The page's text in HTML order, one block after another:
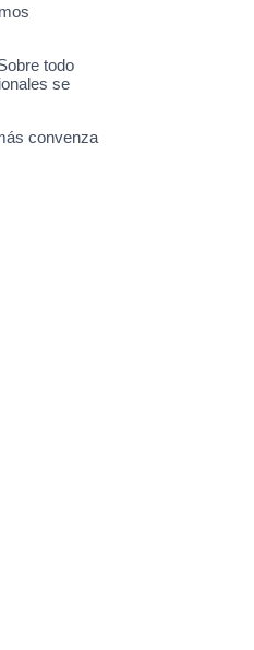
todo
se
convenza